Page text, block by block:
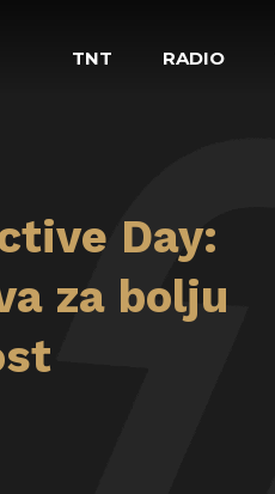
TNT RADIO
Day:
za bolju